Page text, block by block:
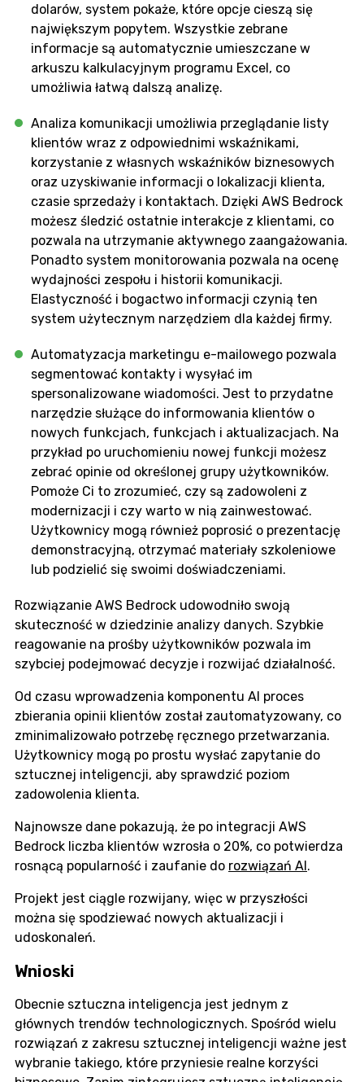
dolarów, system pokaże, które opcje cieszą się
największym popytem. Wszystkie zebrane
informacje są automatycznie umieszczane w
arkuszu kalkulacyjnym programu Excel, co
umożliwia łatwą dalszą analizę.
Analiza komunikacji umożliwia przeglądanie listy
klientów wraz z odpowiednimi wskaźnikami,
korzystanie z własnych wskaźników biznesowych
oraz uzyskiwanie informacji o lokalizacji klienta,
czasie sprzedaży i kontaktach. Dzięki AWS Bedrock
możesz śledzić ostatnie interakcje z klientami, co
pozwala na utrzymanie aktywnego zaangażowania.
Ponadto system monitorowania pozwala na ocenę
wydajności zespołu i historii komunikacji.
Elastyczność i bogactwo informacji czynią ten
system użytecznym narzędziem dla każdej firmy.
Automatyzacja marketingu e-mailowego pozwala
segmentować kontakty i wysyłać im
spersonalizowane wiadomości. Jest to przydatne
narzędzie służące do informowania klientów o
nowych funkcjach, funkcjach i aktualizacjach. Na
przykład po uruchomieniu nowej funkcji możesz
zebrać opinie od określonej grupy użytkowników.
Pomoże Ci to zrozumieć, czy są zadowoleni z
modernizacji i czy warto w nią zainwestować.
Użytkownicy mogą również poprosić o prezentację
demonstracyjną, otrzymać materiały szkoleniowe
lub podzielić się swoimi doświadczeniami.
Rozwiązanie AWS Bedrock udowodniło swoją
skuteczność w dziedzinie analizy danych. Szybkie
reagowanie na prośby użytkowników pozwala im
szybciej podejmować decyzje i rozwijać działalność.
Od czasu wprowadzenia komponentu AI proces
zbierania opinii klientów został zautomatyzowany, co
zminimalizowało potrzebę ręcznego przetwarzania.
Użytkownicy mogą po prostu wysłać zapytanie do
sztucznej inteligencji, aby sprawdzić poziom
zadowolenia klienta.
Najnowsze dane pokazują, że po integracji AWS
Bedrock liczba klientów wzrosła o 20%, co potwierdza
rosnącą popularność i zaufanie do rozwiązań AI.
Projekt jest ciągle rozwijany, więc w przyszłości
można się spodziewać nowych aktualizacji i
udoskonaleń.
Wnioski
Obecnie sztuczna inteligencja jest jednym z
głównych trendów technologicznych. Spośród wielu
rozwiązań z zakresu sztucznej inteligencji ważne jest
wybranie takiego, które przyniesie realne korzyści